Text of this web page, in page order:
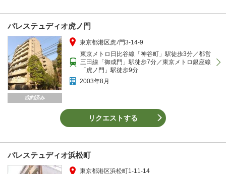
パレステュディオ虎ノ門
成約済み
東京都港区虎ﾉ門3-14-9
東京メトロ日比谷線「神谷町」駅徒歩3分／都営
三田線「御成門」駅徒歩7分／東京メトロ銀座線
「虎ノ門」駅徒歩9分
2003年8月
リクエストする
パレステュディオ浜松町
東京都港区浜松町1-11-14